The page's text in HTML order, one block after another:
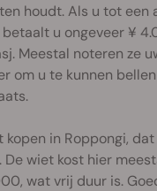
houdt. Als u tot een
u ongeveer ¥
Meestal noteren ze
om u te kunnen
kopen in Roppongi,
De wiet kost hier
wat vrij duur is.